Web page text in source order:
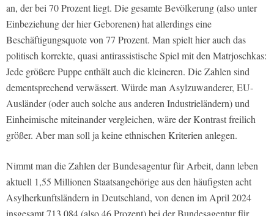
an, der bei 70 Prozent liegt. Die gesamte Bevölkerung (also unter
Einbeziehung der hier Geborenen) hat allerdings eine
Beschäftigungsquote von 77 Prozent. Man spielt hier auch das
politisch korrekte, quasi antirassistische Spiel mit den Matrjoschkas:
Jede größere Puppe enthält auch die kleineren. Die Zahlen sind
dementsprechend verwässert. Würde man Asylzuwanderer, EU-
Ausländer (oder auch solche aus anderen Industrieländern) und
Einheimische miteinander vergleichen, wäre der Kontrast freilich
größer. Aber man soll ja keine ethnischen Kriterien anlegen.
Nimmt man die Zahlen der Bundesagentur für Arbeit, dann leben
aktuell 1,55 Millionen Staatsangehörige aus den häufigsten acht
Asylherkunftsländern in Deutschland, von denen im April 2024
insgesamt 713.084 (also 46 Prozent) bei der Bundesagentur für